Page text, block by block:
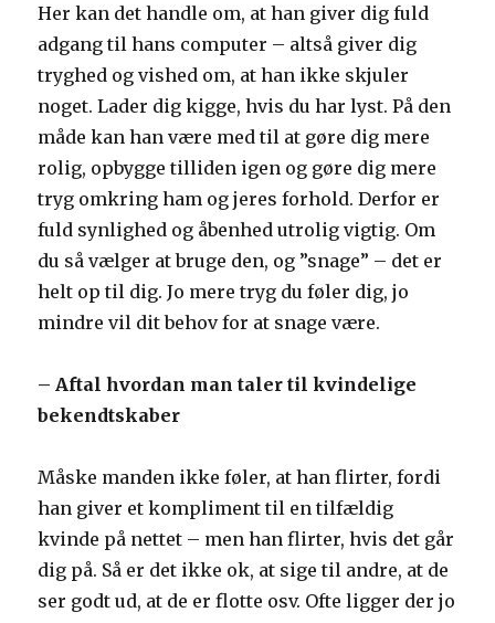
Her kan det handle om, at han giver dig fuld
adgang til hans computer – altså giver dig
tryghed og vished om, at han ikke skjuler
noget. Lader dig kigge, hvis du har lyst. På den
måde kan han være med til at gøre dig mere
rolig, opbygge tilliden igen og gøre dig mere
tryg omkring ham og jeres forhold. Derfor er
fuld synlighed og åbenhed utrolig vigtig. Om
du så vælger at bruge den, og ”snage” – det er
helt op til dig. Jo mere tryg du føler dig, jo
mindre vil dit behov for at snage være.
– Aftal hvordan man taler til kvindelige
bekendtskaber
Måske manden ikke føler, at han flirter, fordi
han giver et kompliment til en tilfældig
kvinde på nettet – men han flirter, hvis det går
dig på. Så er det ikke ok, at sige til andre, at de
ser godt ud, at de er flotte osv. Ofte ligger der jo